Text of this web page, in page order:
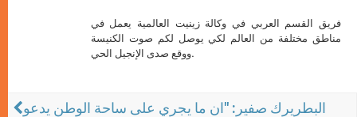
فريق القسم العربي في وكالة زينيت العالمية يعمل في
مناطق مختلفة من العالم لكي يوصل لكم صوت الكنيسة
ووقع صدى الإنجيل الحي.
البطريرك صفير: "ان ما يجري على ساحة الوطن يدعو